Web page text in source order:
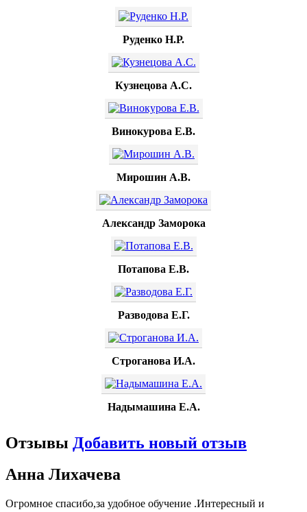
Руденко Н.Р.
Кузнецова А.С.
Винокурова Е.В.
Мирошин А.В.
Александр Заморока
Потапова Е.В.
Разводова Е.Г.
Строганова И.А.
Надымашина Е.А.
Отзывы Добавить новый отзыв
Анна Лихачева
Огромное спасибо,за удобное обучение .Интересный и